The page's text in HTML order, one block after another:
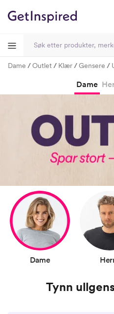
Dame Outlet Klær Gensere
Dame
Dame
Tynn
----